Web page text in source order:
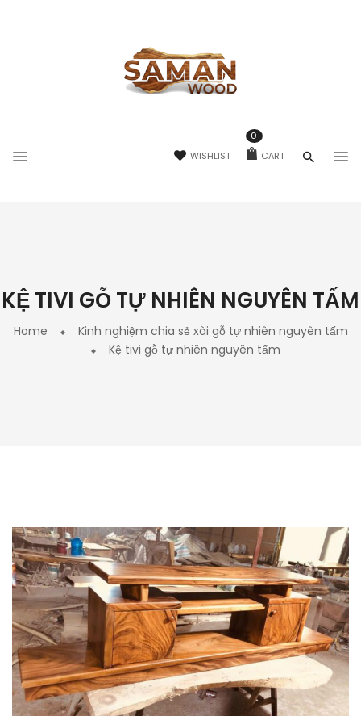
WISHLIST CART
0
KỆ TIVI GỖ TỰ NHIÊN NGUYÊN TẤM
Home
Kinh nghiệm chia sẻ xài gỗ tự nhiên nguyên tấm
Kệ tivi gỗ tự nhiên nguyên tấm